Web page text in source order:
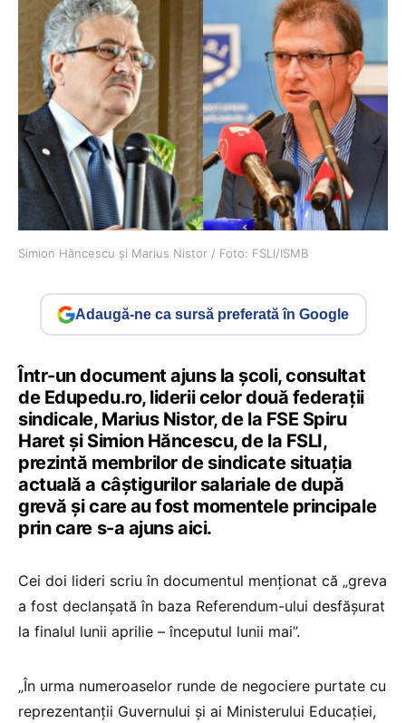
Simion Hăncescu și Marius Nistor / Foto: FSLI/ISMB
Adaugă-ne ca sursă preferată în Google
Într-un document ajuns la școli, consultat
de Edupedu.ro, liderii celor două federații
sindicale, Marius Nistor, de la FSE Spiru
Haret și Simion Hăncescu, de la FSLI,
prezintă membrilor de sindicate situația
actuală a câștigurilor salariale de după
grevă și care au fost momentele principale
prin care s-a ajuns aici.
Cei doi lideri scriu în documentul menționat că „greva
a fost declanșată în baza Referendum-ului desfășurat
la finalul lunii aprilie – începutul lunii mai”.
„În urma numeroaselor runde de negociere purtate cu
reprezentanții Guvernului și ai Ministerului Educației,